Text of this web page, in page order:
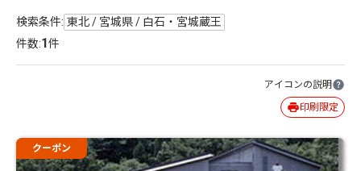
検索条件: 東北 / 宮城県 / 白石・宮城蔵王
件数:1件
アイコンの説明
印刷限定
クーポン